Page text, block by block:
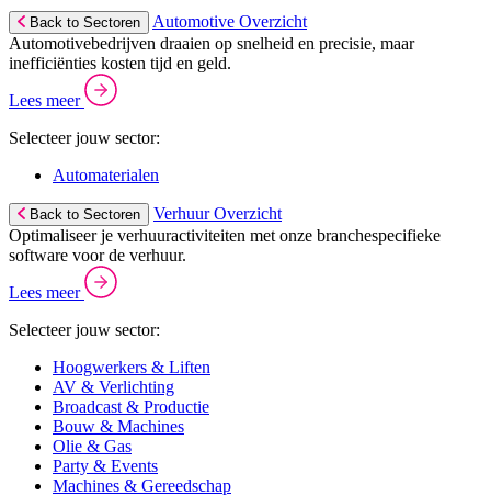
Back to Sectoren
Automotive Overzicht
Automotivebedrijven draaien op snelheid en precisie, maar
inefficiënties kosten tijd en geld.
Lees meer
Selecteer jouw sector:
Automaterialen
Back to Sectoren
Verhuur Overzicht
Optimaliseer je verhuuractiviteiten met onze branchespecifieke
software voor de verhuur.
Lees meer
Selecteer jouw sector:
Hoogwerkers & Liften
AV & Verlichting
Broadcast & Productie
Bouw & Machines
Olie & Gas
Party & Events
Machines & Gereedschap